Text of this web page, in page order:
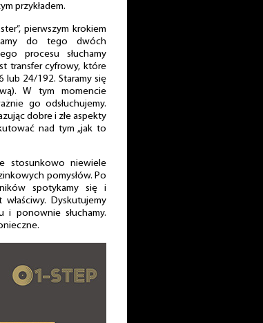
przykładem.
pierwszym krokiem
do tego dwóch
procesu słuchamy
transfer cyfrowy, które
lub 24/192. Staramy się
W tym momencie
go odsłuchujemy.
dobre i złe aspekty
nad tym „jak to
stosunkowo niewiele
pomysłów. Po
spotykamy się i
Dyskutujemy
i ponownie słuchamy.